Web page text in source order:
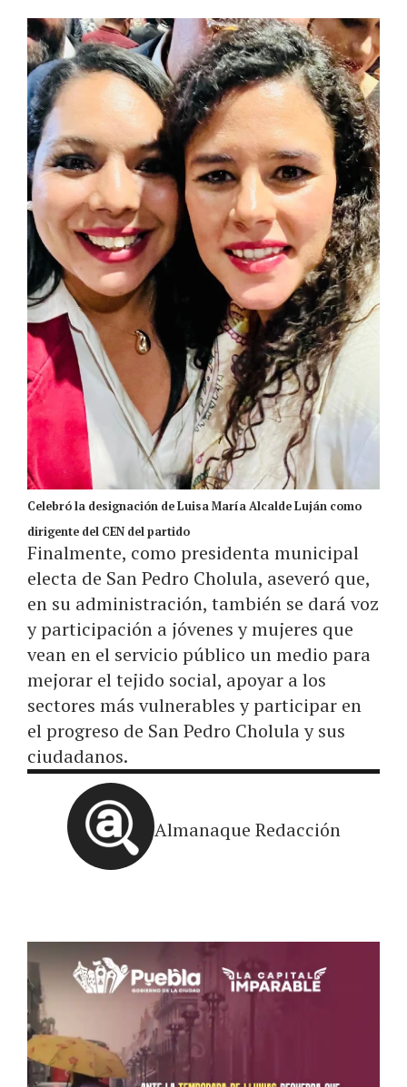
Celebró la designación de Luisa María Alcalde Luján como
dirigente del CEN del partido
Finalmente, como presidenta municipal
electa de San Pedro Cholula, aseveró que,
en su administración, también se dará voz
y participación a jóvenes y mujeres que
vean en el servicio público un medio para
mejorar el tejido social, apoyar a los
sectores más vulnerables y participar en
el progreso de San Pedro Cholula y sus
ciudadanos.
Almanaque Redacción